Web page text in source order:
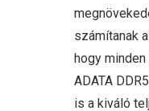
számítanak
hogy
ADATA
is a kiváló